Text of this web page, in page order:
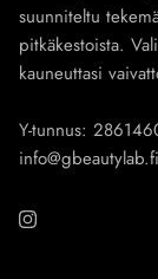
suunniteltu
pitkäkestoista.
kauneuttasi
Y-tunnus:
info@gbeautylab.fi
Instagram